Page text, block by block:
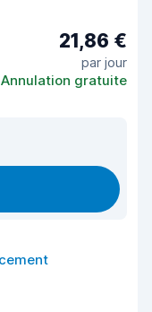
21,86 €
par jour
Annulation gratuite